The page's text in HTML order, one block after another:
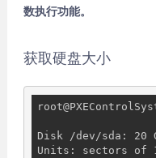
数执行功能。
获取硬盘大小
Disk /dev/sda: 20
Units: sectors of